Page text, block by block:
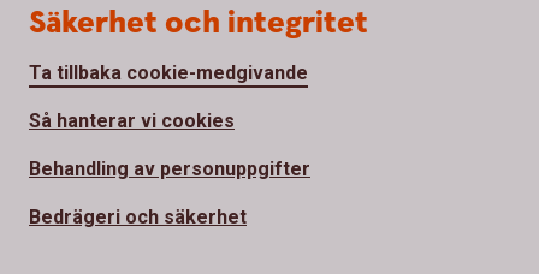
Säkerhet och integritet
Ta tillbaka cookie-medgivande
Så hanterar vi cookies
Behandling av personuppgifter
Bedrägeri och säkerhet